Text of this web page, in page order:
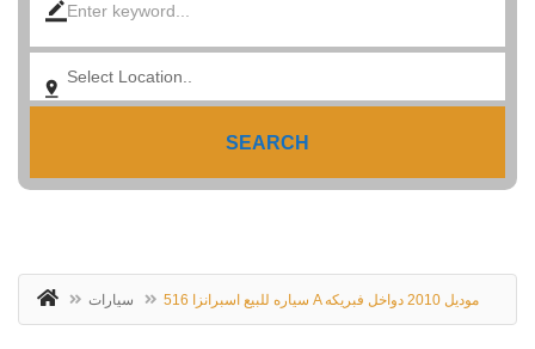
SEARCH
سيارات سياره للبيع اسبرانزا 516 A موديل 2010 دواخل فبريكه